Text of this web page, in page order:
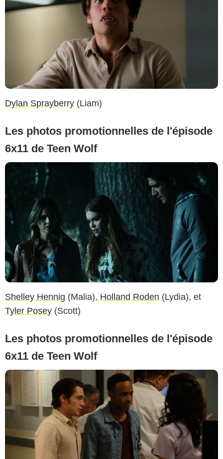
Dylan Sprayberry (Liam)
Les photos promotionnelles de l'épisode
6x11 de Teen Wolf
Shelley Hennig (Malia), Holland Roden (Lydia), et
Tyler Posey (Scott)
Les photos promotionnelles de l'épisode
6x11 de Teen Wolf